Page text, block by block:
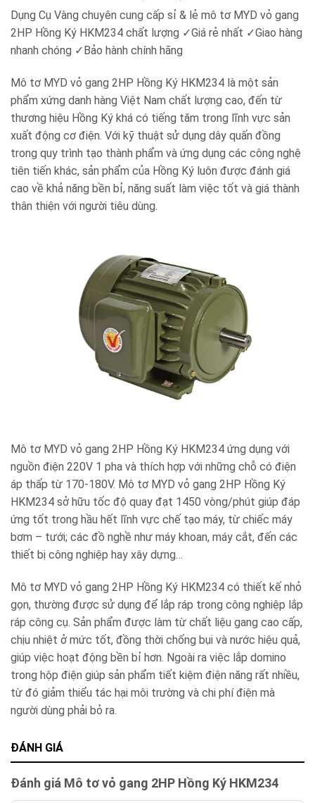
Dụng Cụ Vàng chuyên cung cấp sỉ & lẻ mô tơ MYD vỏ gang
2HP Hồng Ký HKM234 chất lượng ✓Giá rẻ nhất ✓Giao hàng
nhanh chóng ✓Bảo hành chính hãng
Mô tơ MYD vỏ gang 2HP Hồng Ký HKM234 là một sản
phẩm xứng danh hàng Việt Nam chất lượng cao, đến từ
thương hiệu Hồng Ký khá có tiếng tăm trong lĩnh vực sản
xuất động cơ điện. Với kỹ thuật sử dụng dây quấn đồng
trong quy trình tạo thành phẩm và ứng dụng các công nghệ
tiên tiến khác, sản phẩm của Hồng Ký luôn được đánh giá
cao về khả năng bền bỉ, năng suất làm việc tốt và giá thành
thân thiện với người tiêu dùng.
Mô tơ MYD vỏ gang 2HP Hồng Ký HKM234 ứng dụng với
nguồn điện 220V 1 pha và thích hợp với những chỗ có điện
áp thấp từ 170-180V. Mô tơ MYD vỏ gang 2HP Hồng Ký
HKM234 sở hữu tốc độ quay đạt 1450 vòng/phút giúp đáp
ứng tốt trong hầu hết lĩnh vực chế tạo máy, từ chiếc máy
bơm – tưới; các đồ nghề như máy khoan, máy cắt, đến các
thiết bị công nghiệp hay xây dựng…
Mô tơ MYD vỏ gang 2HP Hồng Ký HKM234 có thiết kế nhỏ
gọn, thường được sử dụng để lắp ráp trong công nghiệp lắp
ráp công cụ. Sản phẩm được làm từ chất liệu gang cao cấp,
chịu nhiệt ở mức tốt, đồng thời chống bụi và nước hiệu quả,
giúp việc hoạt động bền bỉ hơn. Ngoài ra việc lắp domino
trong hộp điện giúp sản phẩm tiết kiệm điện năng rất nhiều,
từ đó giảm thiểu tác hại môi trường và chi phí điện mà
người dùng phải bỏ ra.
ĐÁNH GIÁ
Đánh giá Mô tơ vỏ gang 2HP Hồng Ký HKM234